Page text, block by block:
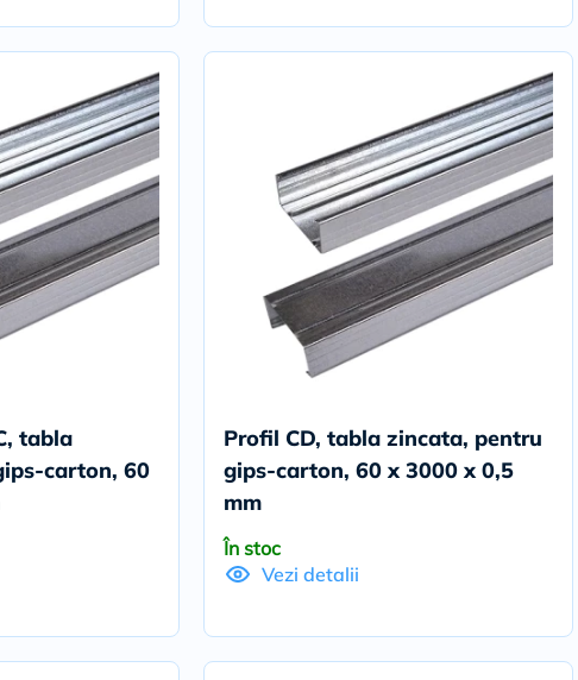
tabla
carton, 60
Profil CD, tabla zincata, pentru
gips-carton, 60 x 3000 x 0,5
mm
În stoc
Vezi detalii